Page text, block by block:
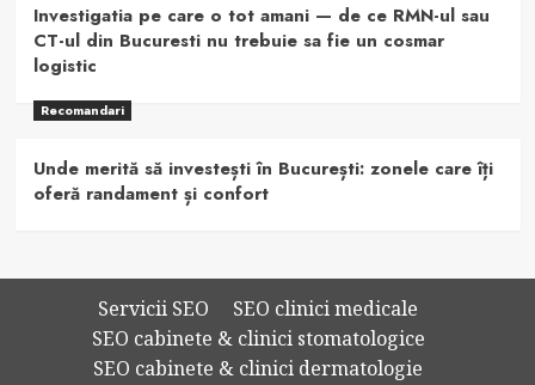
Investigatia pe care o tot amani — de ce RMN-ul sau
CT-ul din Bucuresti nu trebuie sa fie un cosmar
logistic
Recomandari
Unde merită să investești în București: zonele care îți
oferă randament și confort
Servicii SEO
SEO clinici medicale
SEO cabinete & clinici stomatologice
SEO cabinete & clinici dermatologie